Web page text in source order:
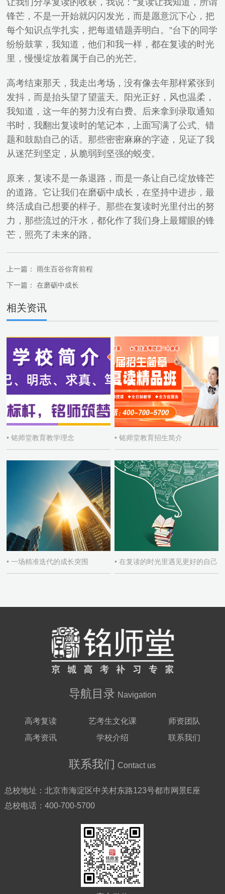
让我们分享复读的收获，我说：“复读让我知道，所谓
锋芒，不是一开始就闪闪发光，而是愿意沉下心，把
每个知识点学扎实，把每道错题弄明白。”台下的同学
纷纷鼓掌，我知道，他们和我一样，都在复读的时光
里，慢慢绽放着属于自己的光芒。
高考结束那天，我走出考场，没有像去年那样紧张到
发抖，而是抬头望了望蓝天。阳光正好，风也温柔，
我知道，这一年的努力没有白费。后来拿到录取通知
书时，我翻出复读时的笔记本，上面写满了公式、错
题和鼓励自己的话。那些密密麻麻的字迹，见证了我
从迷茫到坚定，从脆弱到坚强的蜕变。
原来，复读不是一条退路，而是一条让自己绽放锋芒
的道路。它让我们在磨砺中成长，在坚持中进步，最
终活成自己想要的样子。那些在复读时光里付出的努
力，那些流过的汗水，都化作了我们身上最耀眼的锋
芒，照亮了未来的路。
上一篇：
雨生百谷你育前程
下一篇：
在磨砺中成长
相关资讯
• 铭师堂教育教学理念 • 铭师堂教育招生简介
• 一场精准迭代的成长突围 • 在复读的时光里遇见更好的自己
导航目录 Navigation
高考复读 艺考生文化课
师资团队
高考资讯
学校介绍 联系我们
联系我们 Contact us
总校地址： 北京市海淀区中关村东路123号都市网景E座
总校电话： 400-700-5700